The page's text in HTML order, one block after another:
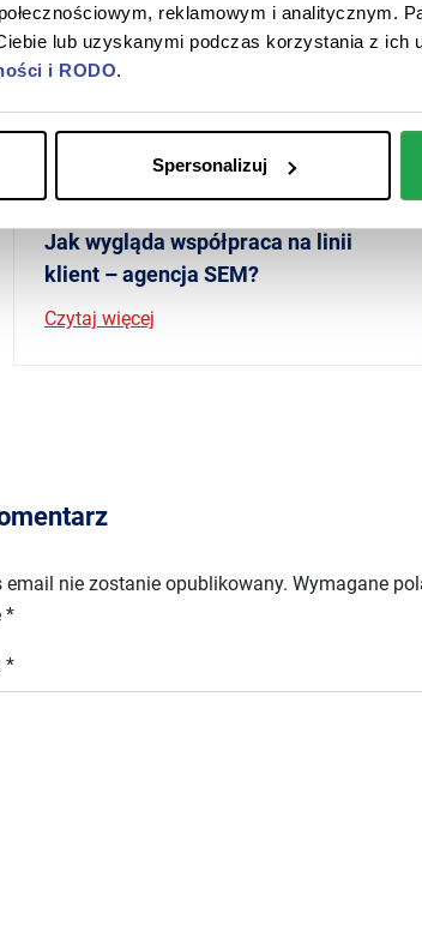
reklamowym i analitycznym.
lub uzyskanymi podczas korzystania z ich
i RODO.
Spersonalizuj
Baza wiedzy 10 czerwca 2026
Jak wygląda współpraca na linii
klient – agencja SEM?
Czytaj więcej
email nie zostanie opublikowany. Wymagane
*
*